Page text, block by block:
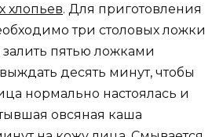
хлопьев. Для приготовления
три столовых ложки
пятью ложками
десять минут, чтобы
нормально настоялась и
овсяная каша